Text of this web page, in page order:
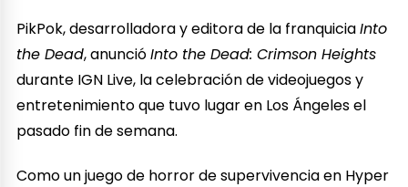
PikPok, desarrolladora y editora de la franquiciaInto
the Dead, anuncióInto the Dead: Crimson Heights
durante IGN Live, la celebración de videojuegos y
entretenimiento que tuvo lugar en Los Ángeles el
pasado fin de semana.
Como un juego de horror de supervivencia en Hyper